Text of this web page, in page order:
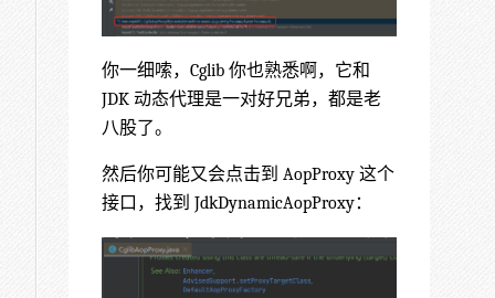
你一细嗦，Cglib 你也熟悉啊，它和
JDK 动态代理是一对好兄弟，都是老
八股了。
然后你可能又会点击到 AopProxy 这个
接口，找到 JdkDynamicAopProxy：